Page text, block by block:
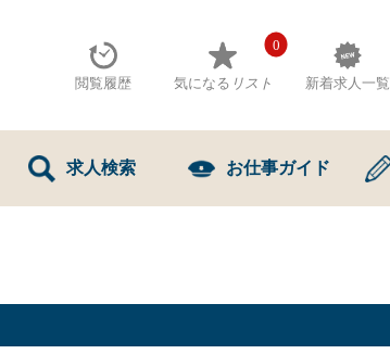
閲覧履歴
0
気になる リスト 新着求人一覧
求人検索 お仕事ガイド